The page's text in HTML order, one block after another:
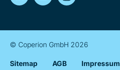
© Coperion GmbH 2026
Sitemap AGB Impressum